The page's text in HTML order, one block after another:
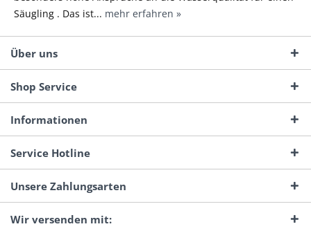
Säugling . Das ist... mehr erfahren »
Über uns
Shop Service
Informationen
Service Hotline
Unsere Zahlungsarten
Wir versenden mit: